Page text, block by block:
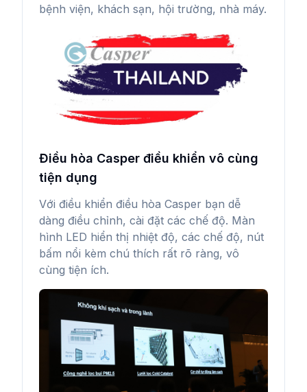
bệnh viện, khách sạn, hội trường, nhà máy.
Điều hòa Casper điều khiển vô cùng
tiện dụng
Với điều khiển điều hòa Casper bạn dễ
dàng điều chỉnh, cài đặt các chế độ. Màn
hình LED hiển thị nhiệt độ, các chế độ, nút
bấm nổi kèm chú thích rất rõ ràng, vô
cùng tiện ích.